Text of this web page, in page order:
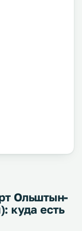
Ольштын-
куда есть